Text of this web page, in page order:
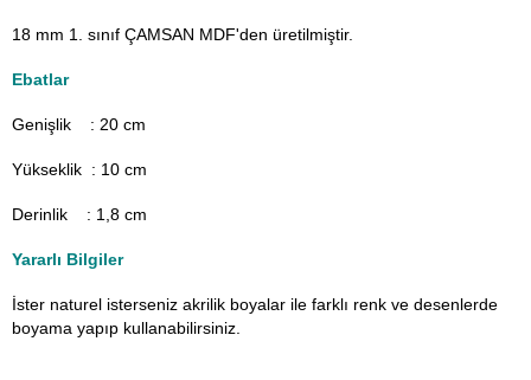
18 mm 1. sınıf ÇAMSAN MDF'den üretilmiştir.
Ebatlar
Genişlik : 20 cm
Yükseklik : 10 cm
Derinlik : 1,8 cm
Yararlı Bilgiler
İster naturel isterseniz akrilik boyalar ile farklı renk ve desenlerde
boyama yapıp kullanabilirsiniz.